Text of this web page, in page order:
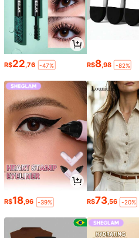
R$22 ,76 -47% R$8,98 -82%
R$18,96 -39% R$73,56 -20%